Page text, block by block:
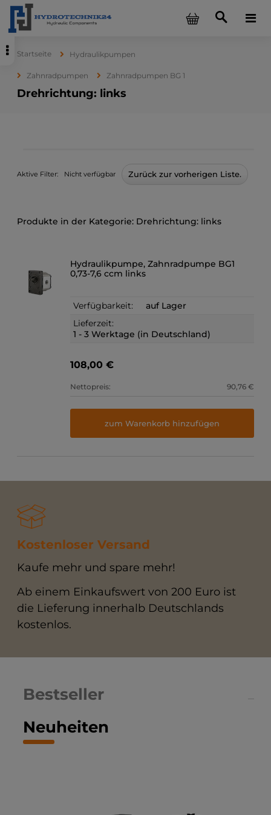
Startseite Hydraulikpumpen
Zahnradpumpen Zahnradpumpen BG 1
Drehrichtung: links
Aktive Filter: Nicht verfügbar Zurück zur vorherigen Liste.
Drehrichtung: links
Hydraulikpumpe, Zahnradpumpe BG1
0,73-7,6 ccm links
Verfügbarkeit:
auf Lager
Lieferzeit:
1 - 3 Werktage (in Deutschland)
108,00 €
Nettopreis: 90,76 €
zum Warenkorb hinzufügen
Kostenloser Versand
Kaufe mehr und spare mehr!
Ab einem Einkaufswert von 200 Euro ist
die Lieferung innerhalb Deutschlands
kostenlos.
Neuheiten
Bestseller